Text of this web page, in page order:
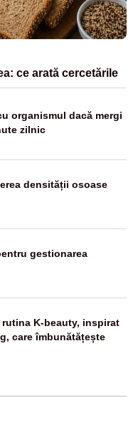
ce arată cercetările
organismul dacă mergi
zilnic
densității osoase
gestionarea
K-beauty, inspirat
care îmbunătățește